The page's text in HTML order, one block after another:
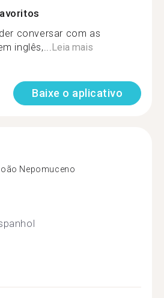
conversar com as
inglês,...Leia mais
Baixe o aplicativo
Nepomuceno